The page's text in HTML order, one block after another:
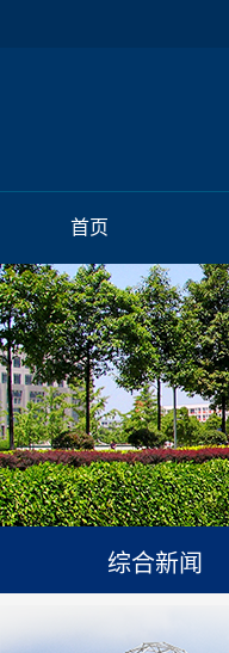
首页
综合新闻